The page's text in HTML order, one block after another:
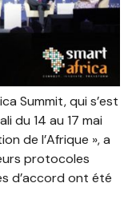
Summit, qui s’est
du 14 au 17 mai
de l’Afrique », a
protocoles
d’accord ont été